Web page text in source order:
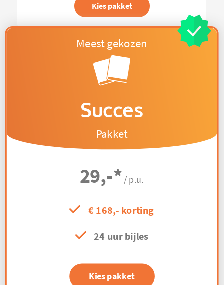
Kies pakket
Succes
Pakket
29,-* / p.u.
€ 168,- korting
24 uur bijles
Kies pakket